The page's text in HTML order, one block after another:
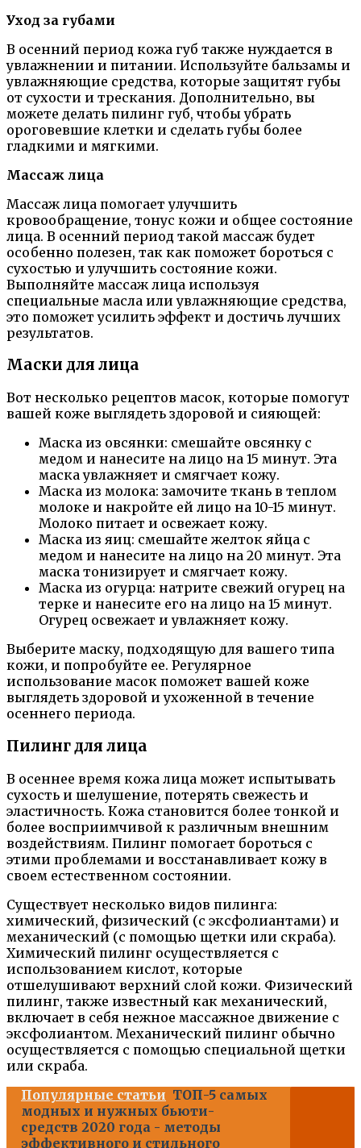
Уход за губами
В осенний период кожа губ также нуждается в
увлажнении и питании. Используйте бальзамы и
увлажняющие средства, которые защитят губы
от сухости и трескания. Дополнительно, вы
можете делать пилинг губ, чтобы убрать
ороговевшие клетки и сделать губы более
гладкими и мягкими.
Массаж лица
Массаж лица помогает улучшить
кровообращение, тонус кожи и общее состояние
лица. В осенний период такой массаж будет
особенно полезен, так как поможет бороться с
сухостью и улучшить состояние кожи.
Выполняйте массаж лица используя
специальные масла или увлажняющие средства,
это поможет усилить эффект и достичь лучших
результатов.
Маски для лица
Вот несколько рецептов масок, которые помогут
вашей коже выглядеть здоровой и сияющей:
Маска из овсянки: смешайте овсянку с
медом и нанесите на лицо на 15 минут. Эта
маска увлажняет и смягчает кожу.
Маска из молока: замочите ткань в теплом
молоке и накройте ей лицо на 10-15 минут.
Молоко питает и освежает кожу.
Маска из яиц: смешайте желток яйца с
медом и нанесите на лицо на 20 минут. Эта
маска тонизирует и смягчает кожу.
Маска из огурца: натрите свежий огурец на
терке и нанесите его на лицо на 15 минут.
Огурец освежает и увлажняет кожу.
Выберите маску, подходящую для вашего типа
кожи, и попробуйте ее. Регулярное
использование масок поможет вашей коже
выглядеть здоровой и ухоженной в течение
осеннего периода.
Пилинг для лица
В осеннее время кожа лица может испытывать
сухость и шелушение, потерять свежесть и
эластичность. Кожа становится более тонкой и
более восприимчивой к различным внешним
воздействиям. Пилинг помогает бороться с
этими проблемами и восстанавливает кожу в
своем естественном состоянии.
Существует несколько видов пилинга:
химический, физический (с эксфолиантами) и
механический (с помощью щетки или скраба).
Химический пилинг осуществляется с
использованием кислот, которые
отшелушивают верхний слой кожи. Физический
пилинг, также известный как механический,
включает в себя нежное массажное движение с
эксфолиантом. Механический пилинг обычно
осуществляется с помощью специальной щетки
или скраба.
Популярные статьи ТОП-5 самых
модных и нужных бьюти-
средств 2020 года - методы
эффективного и стильного